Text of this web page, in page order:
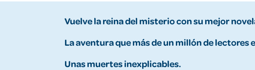
Vuelve la reina del misterio con su mejor
La aventura que más de un millón de lectores
Unas muertes inexplicables.